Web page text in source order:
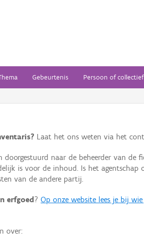
Gebeurtenis Persoon of collectief
Laat het ons weten via het
naar de beheerder van de
is voor de inhoud. Is het
van de andere partij.
erfgoed ? Op onze website lees je bij
over: